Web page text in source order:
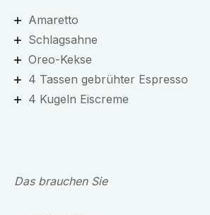
Amaretto
Schlagsahne
Oreo-Kekse
4 Tassen gebrühter Espresso
4 Kugeln Eiscreme
Das brauchen Sie